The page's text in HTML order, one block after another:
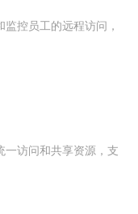
控员工的远程访问，
一访问和共享资源，支